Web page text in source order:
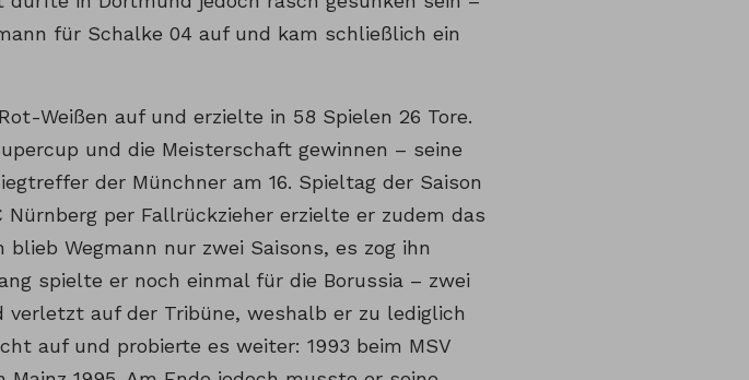
für Schalke 04 auf und kam schließlich ein
Weißen auf und erzielte in 58 Spielen 26 Tore.
und die Meisterschaft gewinnen – seine
der Münchner am 16. Spieltag der Saison
Nürnberg per Fallrückzieher erzielte er zudem das
blieb Wegmann nur zwei Saisons, es zog ihn
spielte er noch einmal für die Borussia – zwei
verletzt auf der Tribüne, weshalb er zu lediglich
auf und probierte es weiter: 1993 beim MSV